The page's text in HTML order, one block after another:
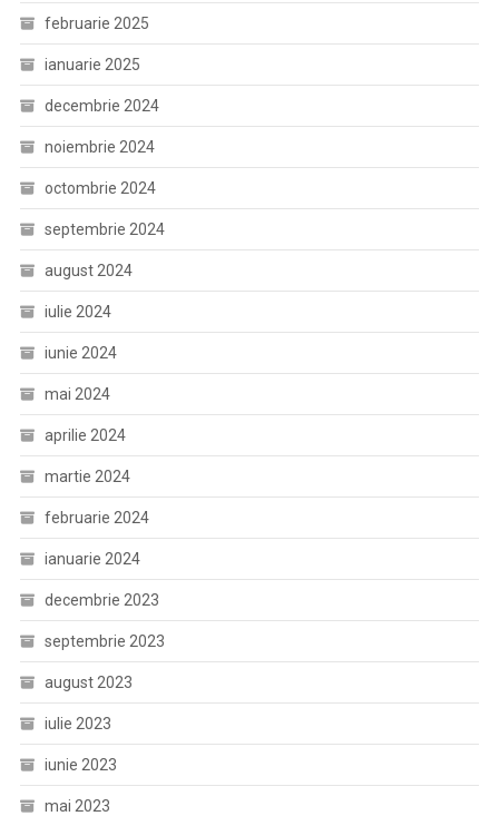
februarie 2025
ianuarie 2025
decembrie 2024
noiembrie 2024
octombrie 2024
septembrie 2024
august 2024
iulie 2024
iunie 2024
mai 2024
aprilie 2024
martie 2024
februarie 2024
ianuarie 2024
decembrie 2023
septembrie 2023
august 2023
iulie 2023
iunie 2023
mai 2023